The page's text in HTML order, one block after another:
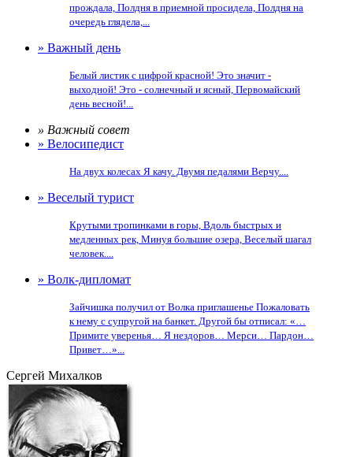
прождала, Полдня в приемной просидела, Полдня на
очередь глядела,...
» Важный день
Белый листик с цифрой красной! Это значит -
выходной! Это - солнечный и ясный, Первомайский
день весной!...
» Важный совет
» Велосипедист
На двух колесах Я качу. Двумя педалями Верчу....
» Веселый турист
Крутыми тропинками в горы, Вдоль быстрых и
медленных рек, Минуя большие озера, Веселый шагал
человек....
» Волк-дипломат
Зайчишка получил от Волка приглашенье Пожаловать
к нему с супругой на банкет. Другой бы отписал: «…
Примите уверенья… Я нездоров… Мерси… Пардон…
Привет…»...
Сергей Михалков